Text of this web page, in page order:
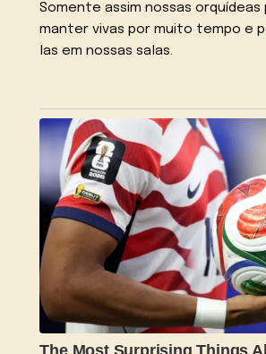
Somente assim nossas orquídeas
manter vivas por muito tempo e
las em nossas salas.